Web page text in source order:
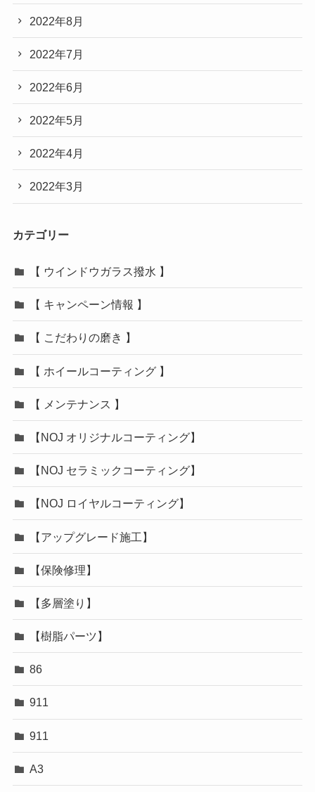
2022年8月
2022年7月
2022年6月
2022年5月
2022年4月
2022年3月
カテゴリー
【 ウインドウガラス撥水 】
【 キャンペーン情報 】
【 こだわりの磨き 】
【 ホイールコーティング 】
【 メンテナンス 】
【NOJ オリジナルコーティング】
【NOJ セラミックコーティング】
【NOJ ロイヤルコーティング】
【アップグレード施工】
【保険修理】
【多層塗り】
【樹脂パーツ】
86
911
911
A3